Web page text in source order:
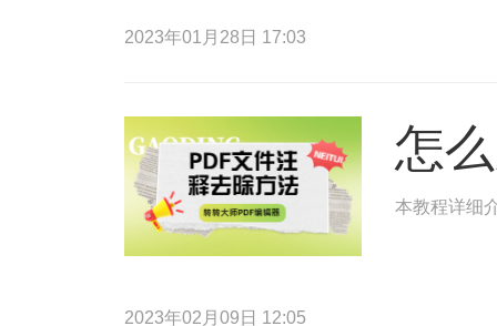
2023年01月28日 17:03
怎
本教程详细
2023年02月09日 12:05